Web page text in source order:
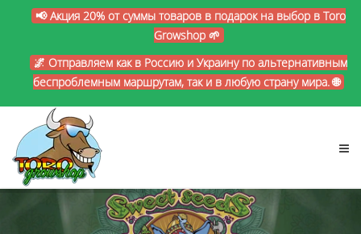
📢 Акция 20% от суммы товаров в подарок на выбор в Toro
Growshop 🌱
🌌 Отправляем как в Россию и Украину по альтернативным
беспроблемным маршрутам, так и в любую страну мира. 🌐